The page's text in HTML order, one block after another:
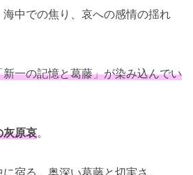
中での焦り、哀への感情の揺れ
一の記憶と葛藤」が染み込んでい
灰原哀。
宿る、奥深い葛藤と切実さ。